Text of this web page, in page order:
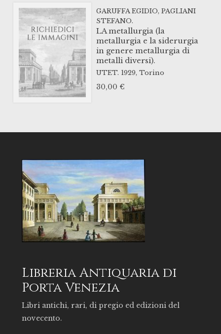
GARUFFA EGIDIO, PAGLIANI
STEFANO.
LA metallurgia (la
metallurgia e la siderurgia
in genere metallurgia di
metalli diversi).
UTET. 1929, Torino
30,00 €
Libreria Antiquaria di
Porta Venezia
Libri antichi, rari, di pregio ed edizioni del
novecento.